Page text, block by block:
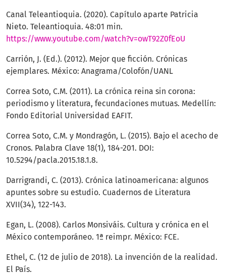
Canal Teleantioquia. (2020). Capítulo aparte Patricia
Nieto. Teleantioquia. 48:01 min.
https://www.youtube.com/watch?v=owT92Z0fEoU
Carrión, J. (Ed.). (2012). Mejor que ficción. Crónicas
ejemplares. México: Anagrama/Colofón/UANL
Correa Soto, C.M. (2011). La crónica reina sin corona:
periodismo y literatura, fecundaciones mutuas. Medellín:
Fondo Editorial Universidad EAFIT.
Correa Soto, C.M. y Mondragón, L. (2015). Bajo el acecho de
Cronos. Palabra Clave 18(1), 184-201. DOI:
10.5294/pacla.2015.18.1.8.
Darrigrandi, C. (2013). Crónica latinoamericana: algunos
apuntes sobre su estudio. Cuadernos de Literatura
XVII(34), 122-143.
Egan, L. (2008). Carlos Monsiváis. Cultura y crónica en el
México contemporáneo. 1ª reimpr. México: FCE.
Ethel, C. (12 de julio de 2018). La invención de la realidad.
El País.